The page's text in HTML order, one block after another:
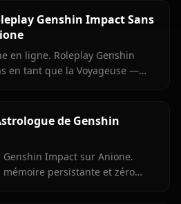
Genshin Impact Sans
en ligne. Roleplay Genshin
en tant que la Voyageuse —
de Genshin
Genshin Impact sur Anione.
persistante et zéro